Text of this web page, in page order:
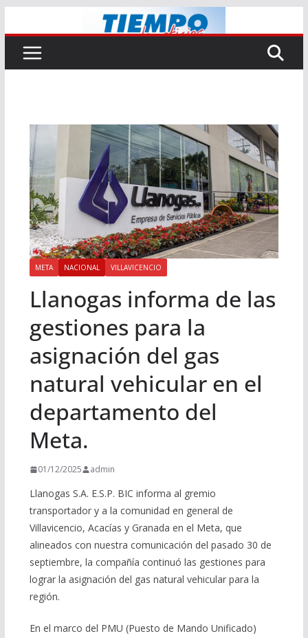
al
contenido
META NACIONAL VILLAVICENCIO
Llanogas informa de las
gestiones para la
asignación del gas
natural vehicular en el
departamento del
Meta.
01/12/2025 admin
Llanogas S.A. E.S.P. BIC informa al gremio
transportador y a la comunidad en general de
Villavicencio, Acacías y Granada en el Meta, que
alineados con nuestra comunicación del pasado 30 de
septiembre, la compañía continuó las gestiones para
lograr la asignación del gas natural vehicular para la
región.
En el marco del PMU (Puesto de Mando Unificado)